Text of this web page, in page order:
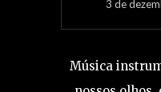
3 de
Música